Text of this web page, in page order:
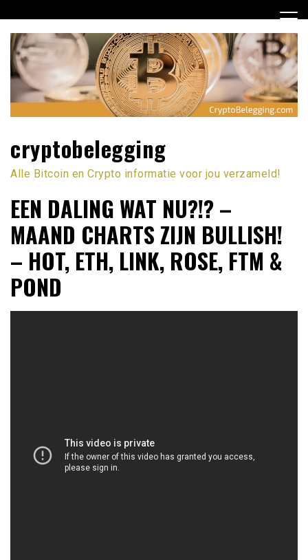
naar
inhoud
cryptobelegging
Alle Bitcoin en Crypto informatie voor jou verzameld!
EEN DALING WAT NU?!? –
MAAND CHARTS ZIJN BULLISH!
– HOT, ETH, LINK, ROSE, FTM &
POND